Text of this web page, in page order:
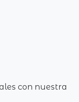
con nuestra